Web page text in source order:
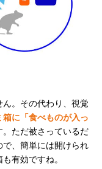
。その代わり、視覚
箱に「食べものが入っ
ただ被さっているだ
、簡単には開けられ
有効ですね。